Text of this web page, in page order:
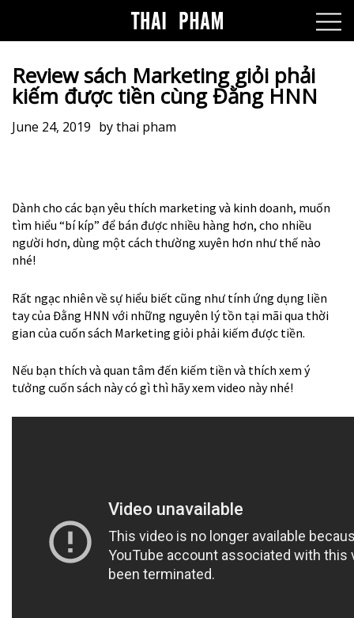
Review sách Marketing giỏi phải
kiếm được tiền cùng Đằng HNN
June 24, 2019 bythai pham
Dành cho các bạn yêu thích marketing và kinh doanh, muốn
tìm hiểu “bí kíp” để bán được nhiều hàng hơn, cho nhiều
người hơn, dùng một cách thường xuyên hơn như thế nào
nhé!
Rất ngạc nhiên về sự hiểu biết cũng như tính ứng dụng liền
tay của Đằng HNN với những nguyên lý tồn tại mãi qua thời
gian của cuốn sách Marketing giỏi phải kiếm được tiền.
Nếu bạn thích và quan tâm đến kiếm tiền và thích xem ý
tưởng cuốn sách này có gì thì hãy xem video này nhé!